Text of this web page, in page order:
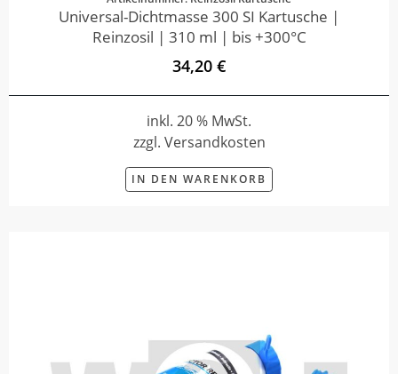
Universal-Dichtmasse 300 SI Kartusche |
Reinzosil | 310 ml | bis +300°C
34,20 €
inkl. 20 % MwSt.
zzgl. Versandkosten
IN DEN WARENKORB